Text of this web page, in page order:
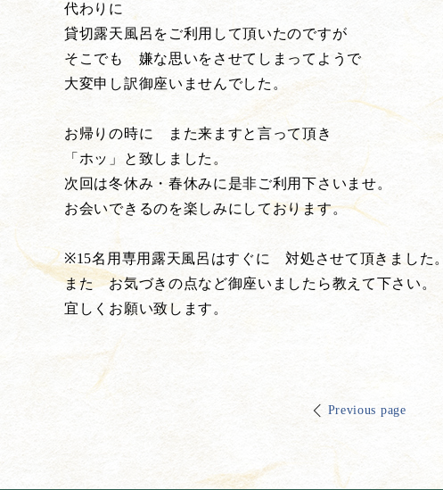
代わりに
貸切露天風呂をご利用して頂いたのですが
そこでも 嫌な思いをさせてしまってようで
大変申し訳御座いませんでした。
お帰りの時に また来ますと言って頂き
「ホッ」と致しました。
次回は冬休み・春休みに是非ご利用下さいませ。
お会いできるのを楽しみにしております。
※15名用専用露天風呂はすぐに 対処させて頂きました。
また お気づきの点など御座いましたら教えて下さい。
宜しくお願い致します。
Previous page